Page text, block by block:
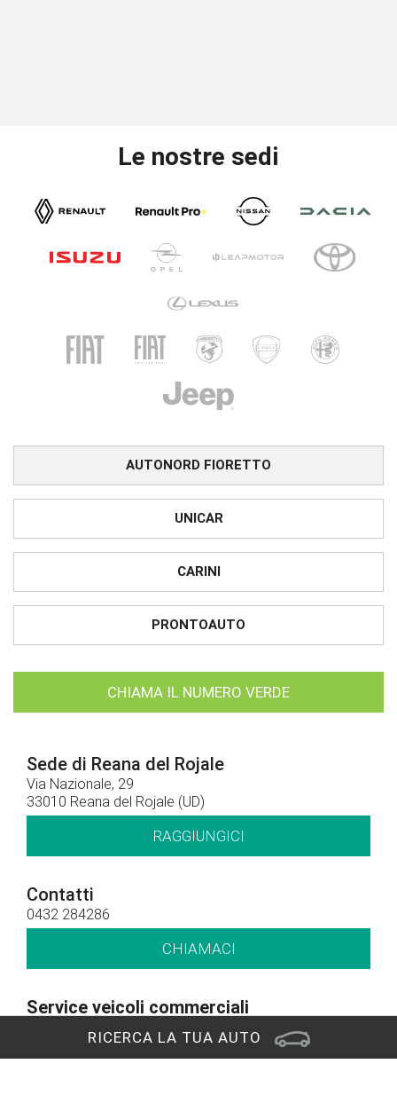
RICERCA LA TUA AUTO
Le nostre sedi
AUTONORD FIORETTO
UNICAR
CARINI
PRONTOAUTO
CHIAMA IL NUMERO VERDE
Sede di Reana del Rojale
Via Nazionale, 29
33010 Reana del Rojale (UD)
RAGGIUNGICI
Contatti
0432 284286
CHIAMACI
Service veicoli commerciali
CHIAMACI